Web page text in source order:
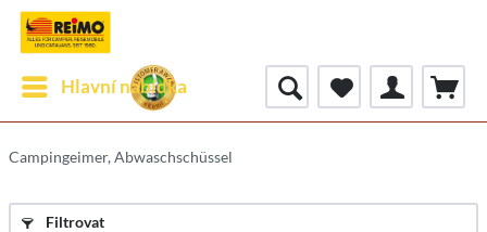
Hlavní nabídka
Campingeimer, Abwaschschüssel
Filtrovat